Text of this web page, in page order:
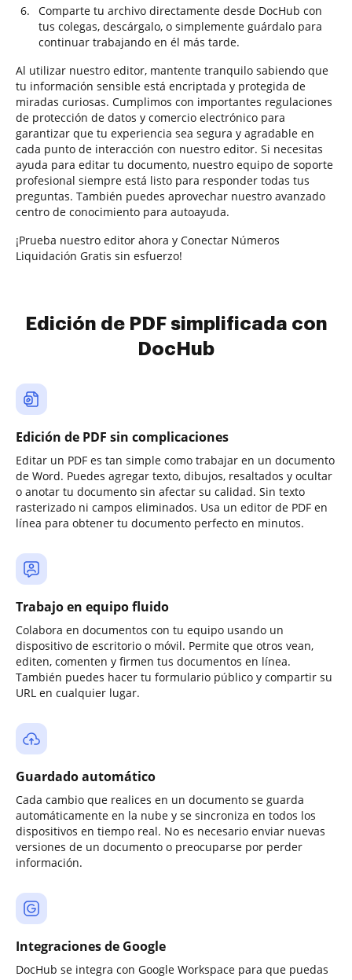
Comparte tu archivo directamente desde DocHub con
tus colegas, descárgalo, o simplemente guárdalo para
continuar trabajando en él más tarde.
Al utilizar nuestro editor, mantente tranquilo sabiendo que
tu información sensible está encriptada y protegida de
miradas curiosas. Cumplimos con importantes regulaciones
de protección de datos y comercio electrónico para
garantizar que tu experiencia sea segura y agradable en
cada punto de interacción con nuestro editor. Si necesitas
ayuda para editar tu documento, nuestro equipo de soporte
profesional siempre está listo para responder todas tus
preguntas. También puedes aprovechar nuestro avanzado
centro de conocimiento para autoayuda.
¡Prueba nuestro editor ahora y Conectar Números
Liquidación Gratis sin esfuerzo!
Edición de PDF simplificada con
DocHub
Edición de PDF sin complicaciones
Editar un PDF es tan simple como trabajar en un documento
de Word. Puedes agregar texto, dibujos, resaltados y ocultar
o anotar tu documento sin afectar su calidad. Sin texto
rasterizado ni campos eliminados. Usa un editor de PDF en
línea para obtener tu documento perfecto en minutos.
Trabajo en equipo fluido
Colabora en documentos con tu equipo usando un
dispositivo de escritorio o móvil. Permite que otros vean,
editen, comenten y firmen tus documentos en línea.
También puedes hacer tu formulario público y compartir su
URL en cualquier lugar.
Guardado automático
Cada cambio que realices en un documento se guarda
automáticamente en la nube y se sincroniza en todos los
dispositivos en tiempo real. No es necesario enviar nuevas
versiones de un documento o preocuparse por perder
información.
Integraciones de Google
DocHub se integra con Google Workspace para que puedas